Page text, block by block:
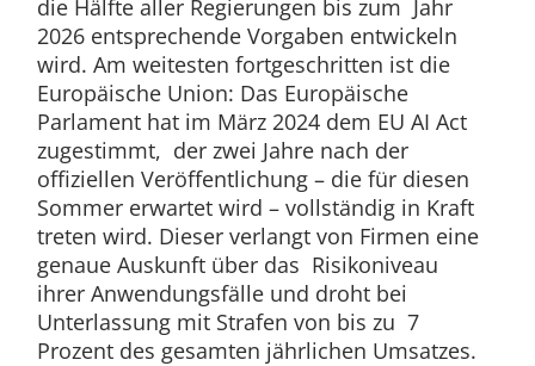
die Hälfte aller Regierungen bis zum Jahr
2026 entsprechende Vorgaben entwickeln
wird. Am weitesten fortgeschritten ist die
Europäische Union: Das Europäische
Parlament hat im März 2024 dem EU AI Act
zugestimmt, der zwei Jahre nach der
offiziellen Veröffentlichung – die für diesen
Sommer erwartet wird – vollständig in Kraft
treten wird. Dieser verlangt von Firmen eine
genaue Auskunft über das Risikoniveau
ihrer Anwendungsfälle und droht bei
Unterlassung mit Strafen von bis zu 7
Prozent des gesamten jährlichen Umsatzes.